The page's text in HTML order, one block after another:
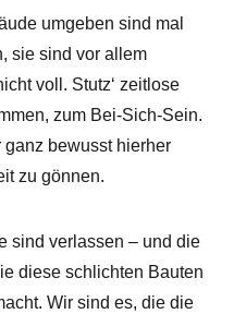
umgeben sind mal
sie sind vor allem
voll. Stutz‘ zeitlose
zum Bei-Sich-Sein.
ganz bewusst hierher
zu gönnen.
sind verlassen – und die
diese schlichten Bauten
Wir sind es, die die